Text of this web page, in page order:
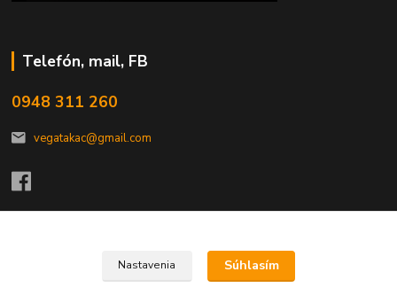
Telefón, mail, FB
0948 311 260
vegatakac@gmail.com
Upravit sběr cookies.
Nastavenia Súhlasím